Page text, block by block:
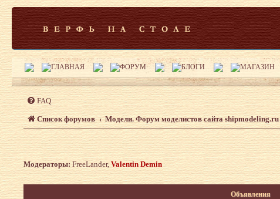
FAQ
Список форумов Модели. Форум моделистов сайта shipmodeling.ru
Модераторы: FreeLander,Valentin Demin
Объявления